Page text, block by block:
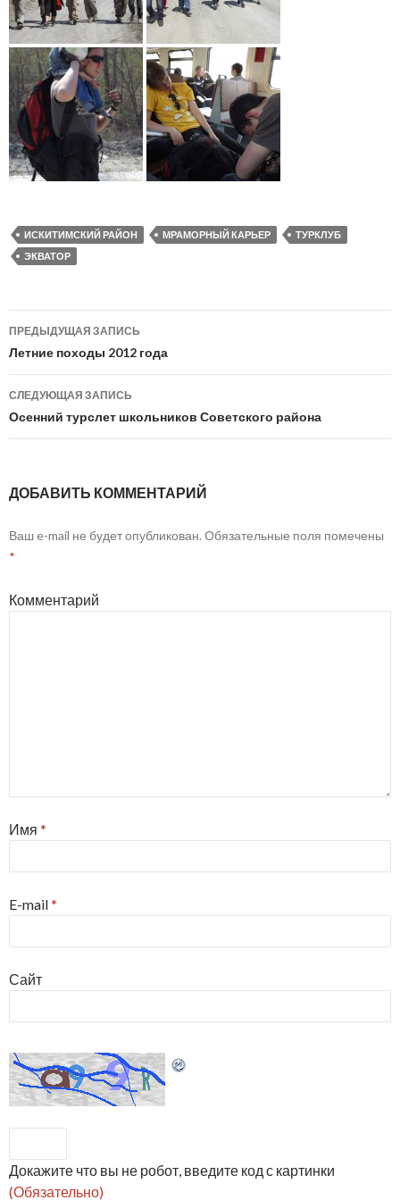
ИСКИТИМСКИЙ РАЙОН МРАМОРНЫЙ КАРЬЕР
ТУРКЛУБ
ЭКВАТОР
Навигация
по
записям
ПРЕДЫДУЩАЯ ЗАПИСЬ
Летние походы 2012 года
СЛЕДУЮЩАЯ ЗАПИСЬ
Осенний турслет школьников Советского района
ДОБАВИТЬ КОММЕНТАРИЙ
Ваш e-mail не будет опубликован. Обязательные поля помечены
*
Комментарий
Имя *
E-mail*
Сайт
Докажите что вы не робот, введите код с картинки
(Обязательно)